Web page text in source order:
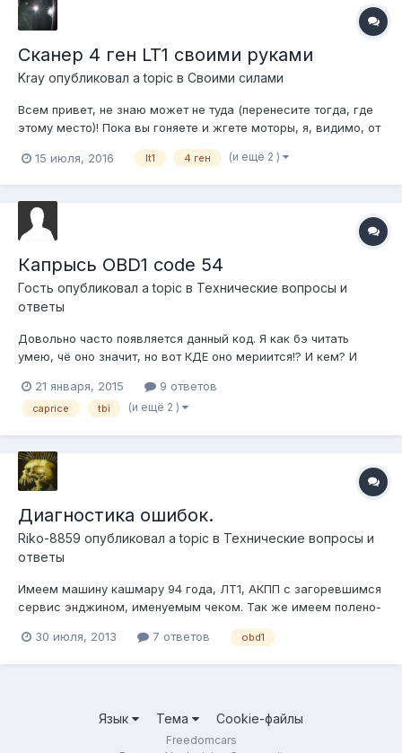
Сканер 4 ген LT1 своими руками
Kray опубликовал a topic в Своими силами
Всем привет, не знаю может не туда (перенесите тогда, где
этому место)! Пока вы гоняете и жгете моторы, я, видимо, от
короче собрал приблуду (или как Андрюха скажет
Питание от пр...
15 июля, 2016 lt1 4 ген (и ещё 2 )
Капрысь OBD1 code 54
Гость опубликовал a topic в Технические вопросы и
ответы
Довольно часто появляется данный код. Я как бэ читать
умею, чё оно значит, но вот КДЕ оно мериится!? И кем? И
мне это ответ на вопрос " чаво оно не едит!!?"
21 января, 2015 9 ответов
caprice tbi (и ещё 2 )
Диагностика ошибок.
Riko-8859 опубликовал a topic в Технические вопросы и
ответы
Имеем машину кашмару 94 года, ЛТ1, АКПП с загоревшимся
сервис энджином, именуемым чеком. Так же имеем полено-
кабель самопайка, как я понял то некий Meyera. Ссылка на
30 июля, 2013 7 ответов obd1
Язык Тема Cookie-файлы
Freedomcars